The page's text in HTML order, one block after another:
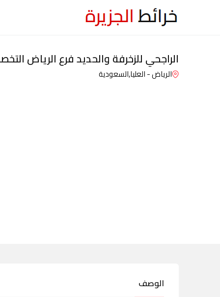
الراجحي للزخرفة والحديد فرع الرياض
الرياض - العليا,السعودية
الوصف